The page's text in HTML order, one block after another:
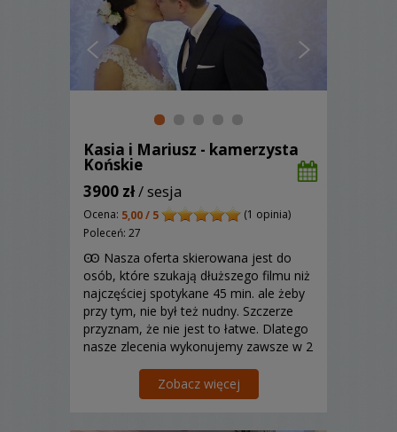
Kasia i Mariusz - kamerzysta
Końskie
3900 zł/ sesja
Ocena: 5,00 / 5
(1 opinia)
Poleceń: 27
Ꙭ Nasza oferta skierowana jest do
osób, które szukają dłuższego filmu niż
najczęściej spotykane 45 min. ale żeby
przy tym, nie był też nudny. Szczerze
przyznam, że nie jest to łatwe. Dlatego
nasze zlecenia wykonujemy zawsze w 2
aparaty/bezlusterkowce i mało kiedy
mamy czas usiąść :) Ꙭ
Zobacz więcej